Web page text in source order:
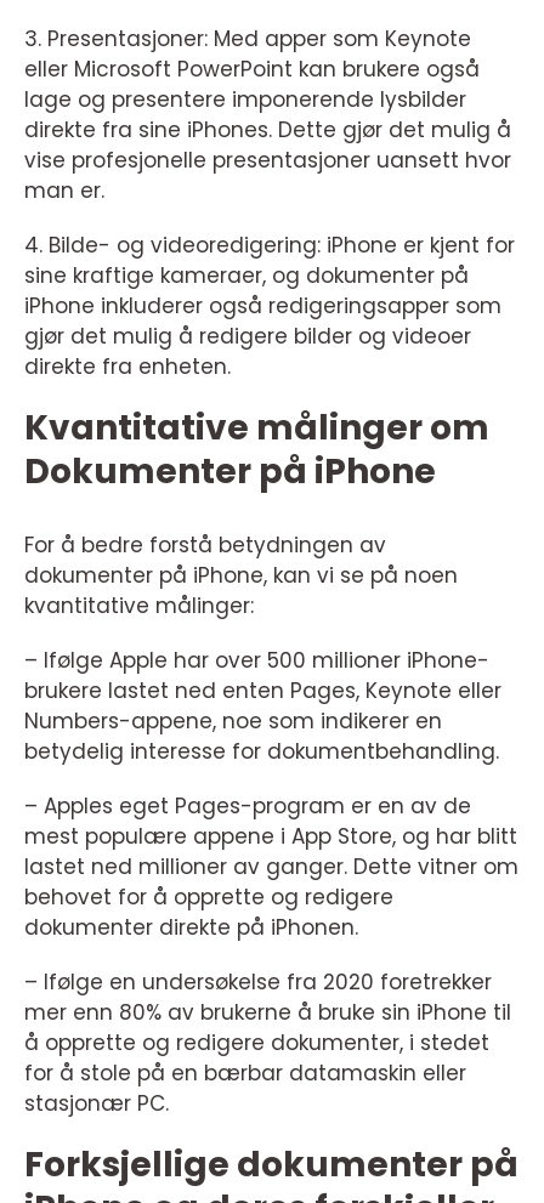
3. Presentasjoner: Med apper som Keynote
eller Microsoft PowerPoint kan brukere også
lage og presentere imponerende lysbilder
direkte fra sine iPhones. Dette gjør det mulig å
vise profesjonelle presentasjoner uansett hvor
man er.
4. Bilde- og videoredigering: iPhone er kjent for
sine kraftige kameraer, og dokumenter på
iPhone inkluderer også redigeringsapper som
gjør det mulig å redigere bilder og videoer
direkte fra enheten.
Kvantitative målinger om
Dokumenter på iPhone
For å bedre forstå betydningen av
dokumenter på iPhone, kan vi se på noen
kvantitative målinger:
– Ifølge Apple har over 500 millioner iPhone-
brukere lastet ned enten Pages, Keynote eller
Numbers-appene, noe som indikerer en
betydelig interesse for dokumentbehandling.
– Apples eget Pages-program er en av de
mest populære appene i App Store, og har blitt
lastet ned millioner av ganger. Dette vitner om
behovet for å opprette og redigere
dokumenter direkte på iPhonen.
– Ifølge en undersøkelse fra 2020 foretrekker
mer enn 80% av brukerne å bruke sin iPhone til
å opprette og redigere dokumenter, i stedet
for å stole på en bærbar datamaskin eller
stasjonær PC.
Forksjellige dokumenter på